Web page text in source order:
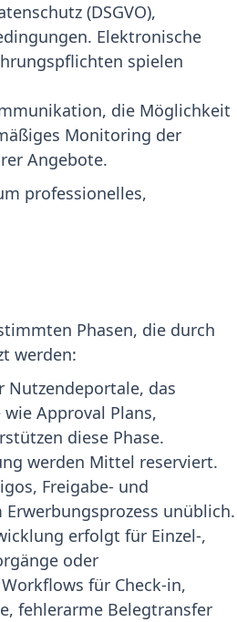
(DSGVO),
Elektronische
spielen
die Möglichkeit
Monitoring der
Angebote.
professionelles,
Phasen, die durch
werden:
Nutzendeportale, das
Approval Plans,
diese Phase.
werden Mittel reserviert.
Freigabe- und
unüblich.
erfolgt für Einzel-,
oder
für Check-in,
fehlerarme Belegtransfer